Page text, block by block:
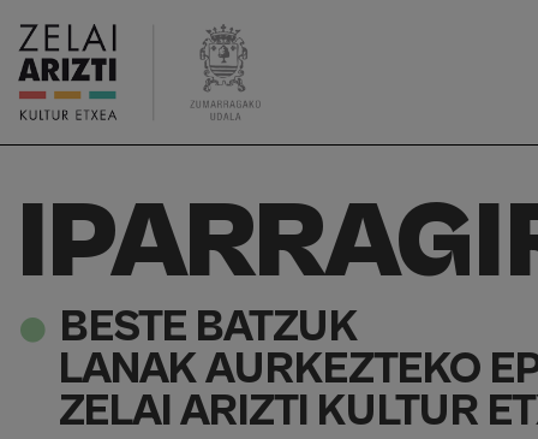
BESTE BATZUK
LANAK AURKEZTEKO
ZELAI ARIZTI KULTUR